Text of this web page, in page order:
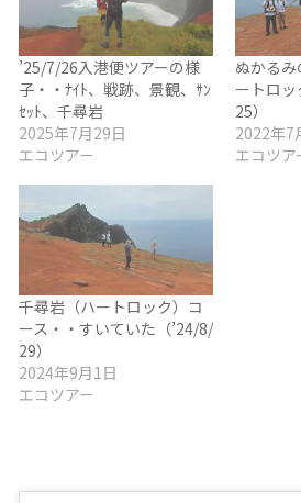
’25/7/26入港便ツアーの様
子・・ﾅｲﾄ、戦跡、景観、ｻﾝ
ｾｯﾄ、千尋岩
2025年7月29日
エコツアー
ぬかる
ートロ
25）
2022年7
エコツア
千尋岩（ハートロック）コ
ース・・すいていた（’24/8/
29）
2024年9月1日
エコツアー